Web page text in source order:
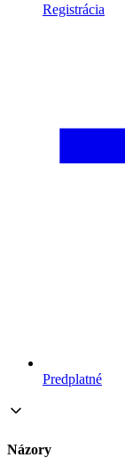
Registrácia
Predplatné
Názory